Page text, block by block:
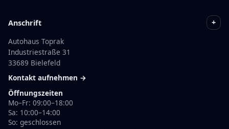
Anschrift
+
Autohaus Toprak
Industriestraße 31
33689 Bielefeld
Kontakt aufnehmen →
Öffnungszeiten
Mo–Fr: 09:00–18:00
Sa: 10:00–14:00
So: geschlossen